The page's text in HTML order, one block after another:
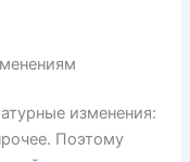
изменения:
Поэтому